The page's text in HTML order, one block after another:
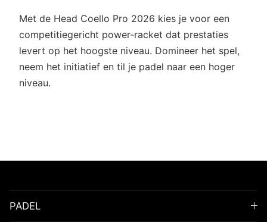
Met de Head Coello Pro 2026 kies je voor een
competitiegericht power-racket dat prestaties
levert op het hoogste niveau. Domineer het spel,
neem het initiatief en til je padel naar een hoger
niveau.
PADEL